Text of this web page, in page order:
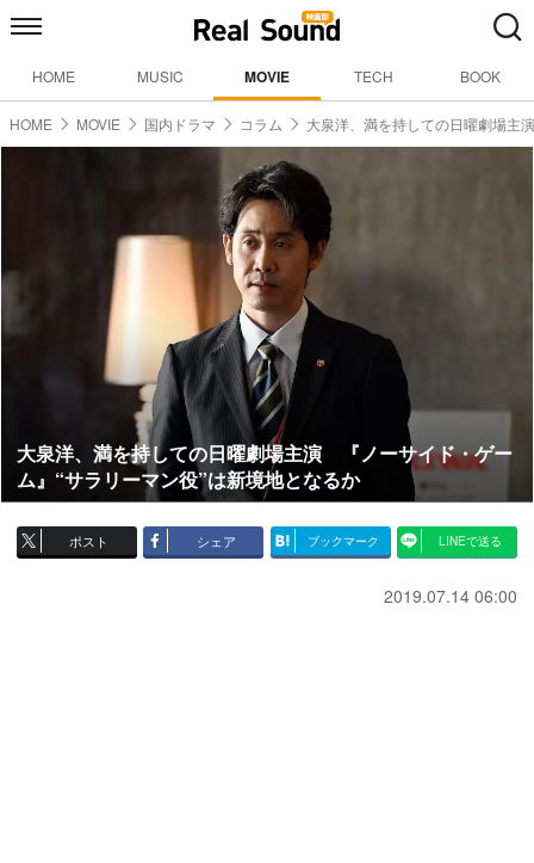
HOME MUSIC MOVIE TECH BOOK
HOME MOVIE 国内ドラマ コラム 大泉洋、満を持しての日曜劇場主演
大泉洋、満を持しての日曜劇場主演 『ノーサイド・ゲー
ム』“サラリーマン役”は新境地となるか
ポスト シェア ブックマーク LINEで送る
2019.07.14 06:00